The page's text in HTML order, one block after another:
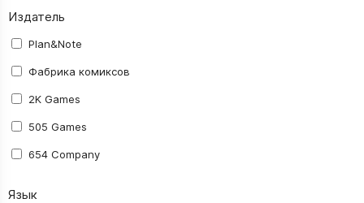
Издатель
Plan&Note
Фабрика комиксов
2K Games
505 Games
654 Company
Язык